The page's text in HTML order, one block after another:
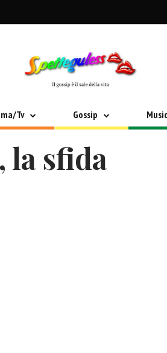
Tv Gossip Music
la sfida